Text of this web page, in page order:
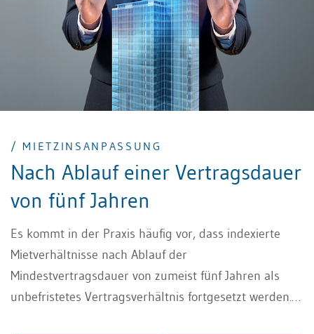
/ MIETZINSANPASSUNG
Nach Ablauf einer Vertragsdauer
von fünf Jahren
Es kommt in der Praxis häufig vor, dass indexierte
Mietverhältnisse nach Ablauf der
Mindestvertragsdauer von zumeist fünf Jahren als
unbefristetes Vertragsverhältnis fortgesetzt werden.